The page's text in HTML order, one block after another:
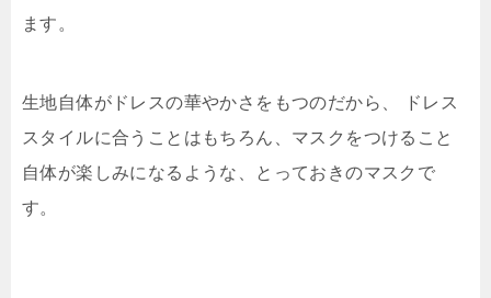
ます。
生地自体がドレスの華やかさをもつのだから、 ドレス
スタイルに合うことはもちろん、マスクをつけること
自体が楽しみになるような、とっておきのマスクで
す。